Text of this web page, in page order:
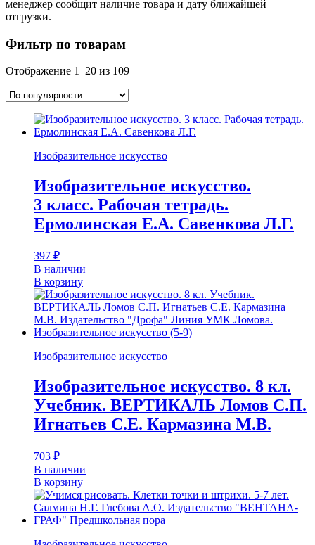
менеджер сообщит наличие товара и дату ближайшей
отгрузки.
Фильтр по товарам
Отображение 1–20 из 109
Изобразительное искусство
Изобразительное искусство.
3 класс. Рабочая тетрадь.
Ермолинская Е.А. Савенкова Л.Г.
397 ₽
В наличии
В корзину
Изобразительное искусство
Изобразительное искусство. 8 кл.
Учебник. ВЕРТИКАЛЬ Ломов С.П.
Игнатьев С.Е. Кармазина М.В.
703 ₽
В наличии
В корзину